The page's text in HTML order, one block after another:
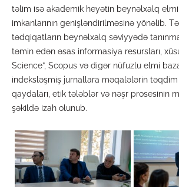
təlim isə akademik heyətin beynəlxalq
imkanlarının genişləndirilməsinə yönəlib.
tədqiqatların beynəlxalq səviyyədə
təmin edən əsas informasiya resursları,
Science”, Scopus və digər nüfuzlu elmi
indeksləşmiş jurnallara məqalələrin
qaydaları, etik tələblər və nəşr prosesinin
şəkildə izah olunub.